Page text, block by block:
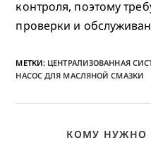
контроля, поэтому
проверки и
МЕТКИ: ЦЕНТРАЛИЗОВАННАЯ
НАСОС ДЛЯ МАСЛЯНОЙ СМАЗКИ
КОМУ НУЖНО